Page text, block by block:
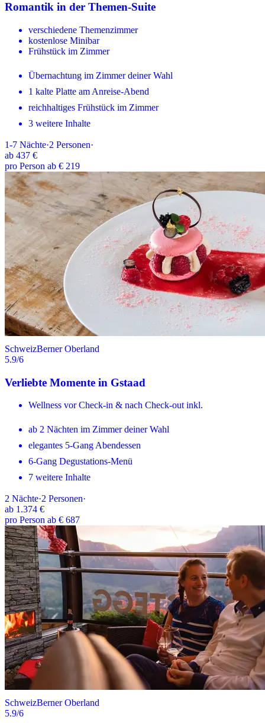
Romantik in der Themen-Suite
verschiedene Themenzimmer
kostenlose Minibar
Frühstück im Zimmer
Übernachtung im Zimmer deiner Wahl
1 kalte Platte am Anreise-Abend
reichhaltiges Frühstück im Zimmer
3 weitere Inhalte
1-7 Nächte·2 Personen·
ab 437 €
pro Person ab € 219
SchweizBerner Oberland
5.9/6
Verliebte Momente in Gstaad
Wellness vor Check-in & nach Check-out inkl.
ab 2 Nächten im Zimmer deiner Wahl
elegantes 5-Gang Abendessen
6-Gang Degustations-Menü
7 weitere Inhalte
2 Nächte·2 Personen·
ab 1.374 €
pro Person ab € 687
SchweizBerner Oberland
5.9/6